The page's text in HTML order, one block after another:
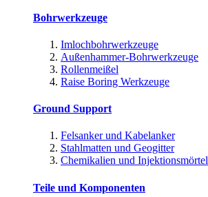
Bohrwerkzeuge
Imlochbohrwerkzeuge
Außenhammer-Bohrwerkzeuge
Rollenmeißel
Raise Boring Werkzeuge
Ground Support
Felsanker und Kabelanker
Stahlmatten und Geogitter
Chemikalien und Injektionsmörtel
Teile und Komponenten